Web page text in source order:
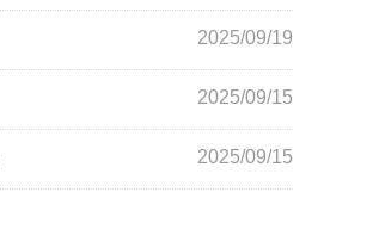
2025/09/19
2025/09/15
2025/09/15